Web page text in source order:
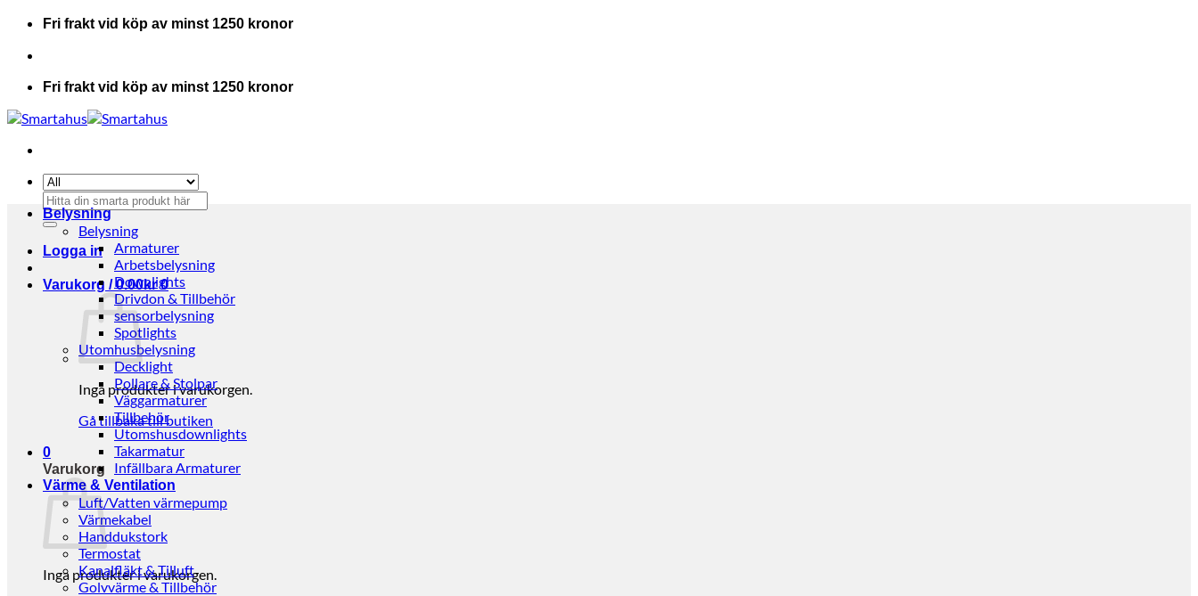
Skip
content
Fri frakt vid köp av minst 1250 kronor
Fri frakt vid köp av minst 1250 kronor
Sök
efter:
Logga in
Varukorg /0.00kr 0
Inga produkter i varukorgen.
Gå tillbaka till butiken
0
Varukorg
Inga produkter i varukorgen.
Belysning
Belysning
Armaturer
Arbetsbelysning
Downlights
Drivdon & Tillbehör
sensorbelysning
Spotlights
Utomhusbelysning
Decklight
Pollare & Stolpar
Väggarmaturer
Tillbehör
Utomshusdownlights
Takarmatur
Infällbara Armaturer
Värme & Ventilation
Luft/Vatten värmepump
Värmekabel
Handdukstork
Termostat
Kanalfläkt & Tilluft
Golvvärme & Tillbehör